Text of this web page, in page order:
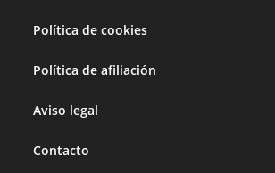
Política de cookies
Política de afiliación
Aviso legal
Contacto